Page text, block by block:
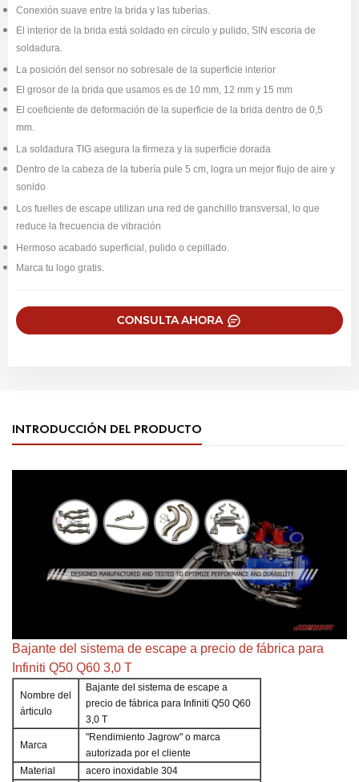
Conexión suave entre la brida y las tuberías.
El interior de la brida está soldado en círculo y pulido, SIN escoria de
soldadura.
La posición del sensor no sobresale de la superficie interior
El grosor de la brida que usamos es de 10 mm, 12 mm y 15 mm
El coeficiente de deformación de la superficie de la brida dentro de 0,5
mm.
La soldadura TIG asegura la firmeza y la superficie dorada
Dentro de la cabeza de la tubería pule 5 cm, logra un mejor flujo de aire y
sonido
Los fuelles de escape utilizan una red de ganchillo transversal, lo que
reduce la frecuencia de vibración
Hermoso acabado superficial, pulido o cepillado.
Marca tu logo gratis.
CONSULTA AHORA
INTRODUCCIÓN DEL PRODUCTO
Bajante del sistema de escape a precio de fábrica para
Infiniti Q50 Q60 3,0 T
Nombre del
árticulo
Bajante del sistema de escape a
precio de fábrica para Infiniti Q50 Q60
3,0 T
Marca
"Rendimiento Jagrow" o marca
autorizada por el cliente
Material
acero inoxidable 304